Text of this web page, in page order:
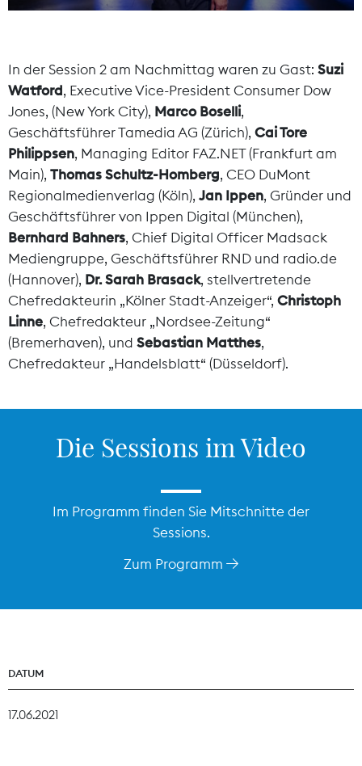
In der Session 2 am Nachmittag waren zu Gast: Suzi
Watford, Executive Vice-President Consumer Dow
Jones, (New York City), Marco Boselli,
Geschäftsführer Tamedia AG (Zürich), Cai Tore
Philippsen, Managing Editor FAZ.NET (Frankfurt am
Main), Thomas Schultz-Homberg, CEO DuMont
Regionalmedienverlag (Köln), Jan Ippen, Gründer und
Geschäftsführer von Ippen Digital (München),
Bernhard Bahners, Chief Digital Officer Madsack
Mediengruppe, Geschäftsführer RND und radio.de
(Hannover), Dr. Sarah Brasack, stellvertretende
Chefredakteurin „Kölner Stadt-Anzeiger“, Christoph
Linne, Chefredakteur „Nordsee-Zeitung“
(Bremerhaven), und Sebastian Matthes,
Chefredakteur „Handelsblatt“ (Düsseldorf).
Die Sessions im Video
Im Programm finden Sie Mitschnitte der
Sessions.
Zum Programm
DATUM
17.06.2021